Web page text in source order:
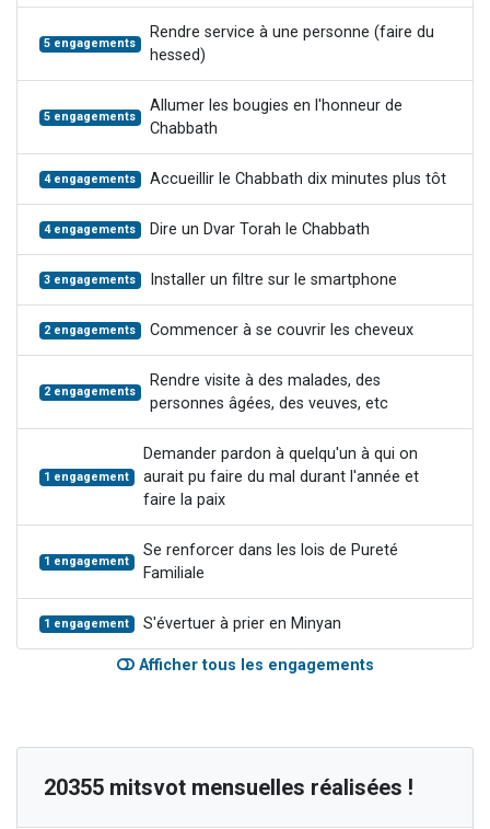
5 engagements
Rendre service à une personne (faire du
hessed)
5 engagements
Allumer les bougies en l'honneur de
Chabbath
4 engagements Accueillir le Chabbath dix minutes plus tôt
4 engagements Dire un Dvar Torah le Chabbath
3 engagements Installer un filtre sur le smartphone
2 engagements Commencer à se couvrir les cheveux
2 engagements
Rendre visite à des malades, des
personnes âgées, des veuves, etc
1 engagement
Demander pardon à quelqu'un à qui on
aurait pu faire du mal durant l'année et
faire la paix
1 engagement
Se renforcer dans les lois de Pureté
Familiale
1 engagement S'évertuer à prier en Minyan
Afficher tous les engagements
20355 mitsvot mensuelles réalisées !